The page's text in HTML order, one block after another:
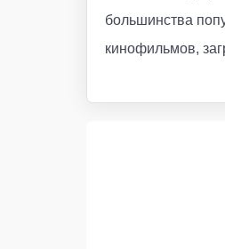
большинства
кинофильмов,